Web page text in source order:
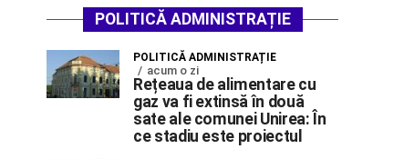
POLITICĂ ADMINISTRAȚIE
POLITICĂ ADMINISTRAȚIE
acum o zi
Rețeaua de alimentare cu
gaz va fi extinsă în două
sate ale comunei Unirea: În
ce stadiu este proiectul